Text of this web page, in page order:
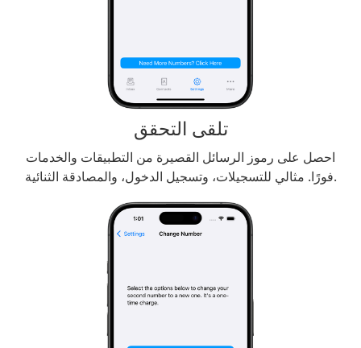
تلقى التحقق
احصل على رموز الرسائل القصيرة من التطبيقات والخدمات
فورًا. مثالي للتسجيلات، وتسجيل الدخول، والمصادقة الثنائية.